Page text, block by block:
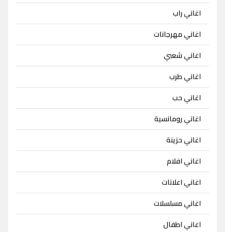
اغاني راب
اغاني مهرجانات
اغاني شعبي
اغاني طرب
اغاني حب
اغاني رومانسية
اغاني حزينة
اغاني افلام
اغاني اعلانات
اغاني مسلسلات
اغاني اطفال